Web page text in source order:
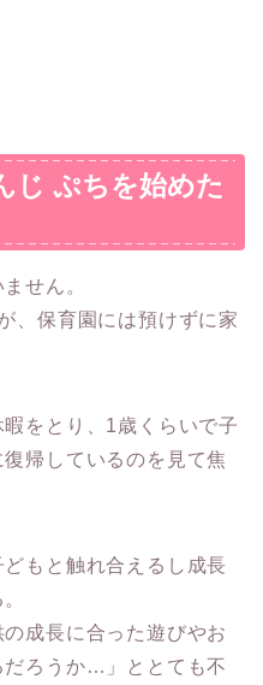
じ ぷちを始めた
せん。
、保育園には預けずに家
をとり、1歳くらいで子
帰しているのを見て焦
もと触れ合えるし成長
成長に合った遊びやお
だろうか…」ととても不